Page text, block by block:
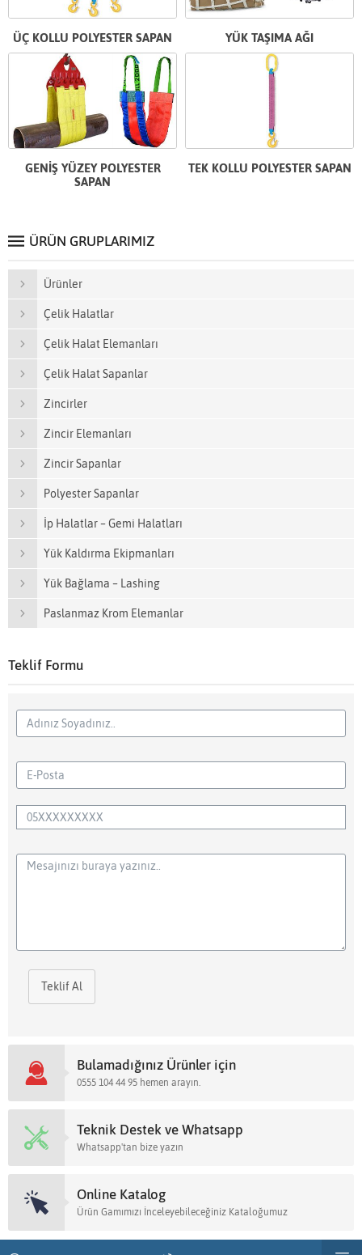
ÜÇ KOLLU POLYESTER SAPAN YÜK TAŞIMA AĞI
GENİŞ YÜZEY POLYESTER
SAPAN
TEK KOLLU POLYESTER SAPAN
ÜRÜN GRUPLARIMIZ
Ürünler
Çelik Halatlar
Çelik Halat Elemanları
Çelik Halat Sapanlar
Zincirler
Zincir Elemanları
Zincir Sapanlar
Polyester Sapanlar
İp Halatlar – Gemi Halatları
Yük Kaldırma Ekipmanları
Yük Bağlama – Lashing
Paslanmaz Krom Elemanlar
Teklif Formu
Teklif Al
Bulamadığınız Ürünler için
0555 104 44 95 hemen arayın.
Teknik Destek ve Whatsapp
Whatsapp'tan bize yazın
Online Katalog
Ürün Gamımızı İnceleyebileceğiniz Kataloğumuz